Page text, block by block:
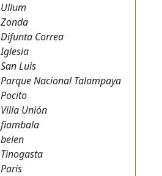
Ullum
Zonda
Difunta Correa
Iglesia
San Luis
Parque Nacional Talampaya
Pocito
Villa Unión
fiambala
belen
Tinogasta
Paris